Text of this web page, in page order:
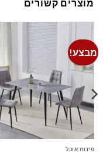
מוצרים קשורים
מבצע!
פינות אוכל